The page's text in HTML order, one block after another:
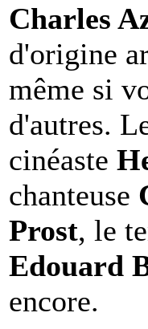
Charles
d'origine
même si
d'autres.
cinéaste
chanteuse
Prost, le
Edouard
encore.